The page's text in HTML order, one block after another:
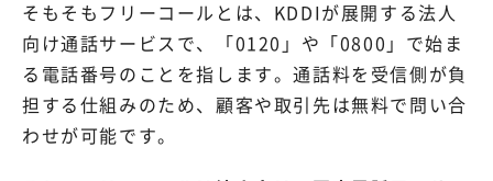
そもそもフリーコールとは、KDDIが展開する法人
向け通話サービスで、「0120」や「0800」で始ま
る電話番号のことを指します。通話料を受信側が負
担する仕組みのため、顧客や取引先は無料で問い合
わせが可能です。